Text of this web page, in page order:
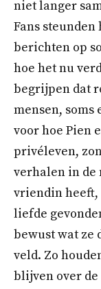
niet langer
Fans
berichten op
hoe het nu
begrijpen dat
mensen, soms
voor hoe Pien
privéleven,
verhalen in de
vriendin heeft,
liefde
bewust wat ze
veld. Zo
blijven over